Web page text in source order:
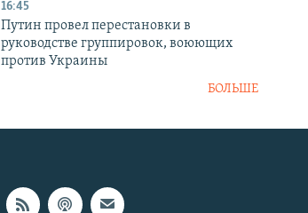
16:45
Путин провел перестановки в
руководстве группировок, воюющих
против Украины
БОЛЬШЕ